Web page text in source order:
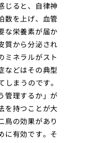
じると、自律神
数を上げ、血管
な栄養素が届か
質から分泌され
ミネラルがスト
などはその典型
まうのです。
管理するか」が
を持つことが大
鳥の効果があり
に有効です。そ